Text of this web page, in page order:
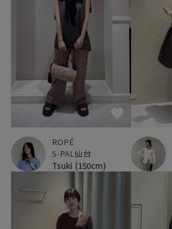
ROPÉ
S-PAL仙台
Tsuki (150cm)